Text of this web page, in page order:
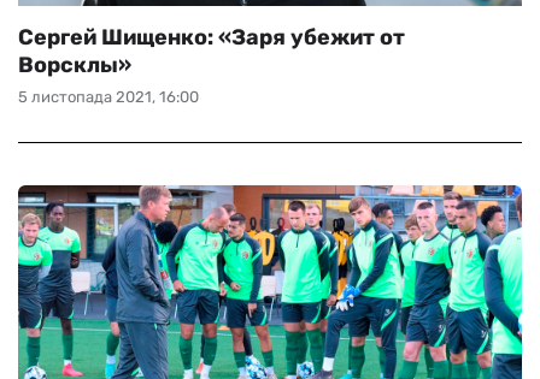
5 листопада 2021, 16:00
Сергей Шищенко: «Заря убежит от
Ворсклы»